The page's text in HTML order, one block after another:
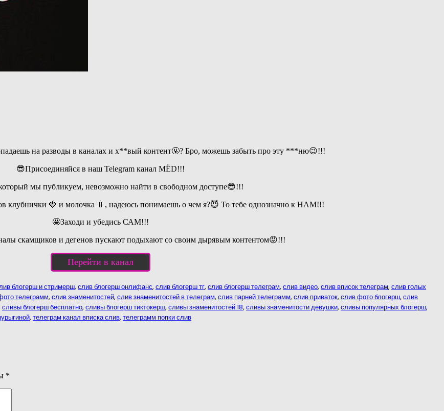
на разводы в каналах и х**вый контент🤬? Бро, можешь забыть про эту ***ню😉!!!
😎Присоединяйся в наш Telegram канал MЁD!!!
мы публикуем, невозможно найти в свободном доступе😎!!!
клубнички 🍓 и молочка 🍼, надеюсь понимаешь о чем я?😈 То тебе однозначно к НАМ!!!
🤩Заходи и убедись САМ!!!
скамщиков и дегенов пускают подыхают со своим дырявым контентом😡!!!
Перейти в канал
блогерш и стримерш, слив блогерш онлифанс, слив блогерш тг, слив блогерш телеграм, слив видео, слив вписок телеграм, слив голых
телеграмм, слив знаменитостей, слив знаменитостей в телеграм, слив парней телеграмм, слив приваток, слив фото блогерш, слив
сливы блогерш бесплатно, сливы блогерш тиктокерш, сливы знаменитостей 18, сливы знаменитости девушки, сливы популярных блогерш,
, телеграм канал вписка слив, телеграмм попки слив
*